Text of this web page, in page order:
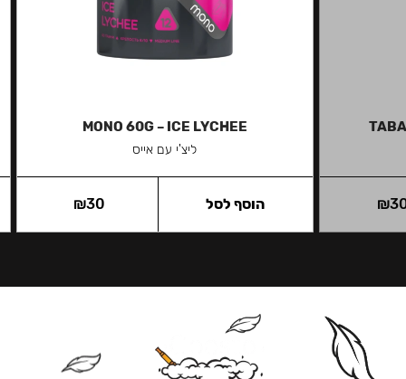
₪
MONO 60G – ICE LYCHEE
ליצ'י עם אייס
₪30 הוסף לסל